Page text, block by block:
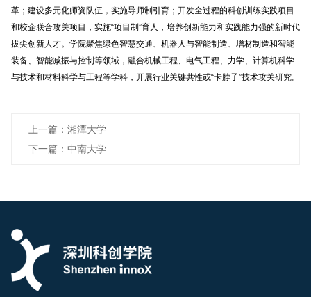
革；建设多元化师资队伍，实施导师制引育；开发全过程的科创训练实践项目
和校企联合攻关项目，实施“项目制”育人，培养创新能力和实践能力强的新时代
拔尖创新人才。学院聚焦绿色智慧交通、机器人与智能制造、增材制造和智能
装备、智能减振与控制等领域，融合机械工程、电气工程、力学、计算机科学
与技术和材料科学与工程等学科，开展行业关键共性或“卡脖子”技术攻关研究。
上一篇：湘潭大学
下一篇：中南大学